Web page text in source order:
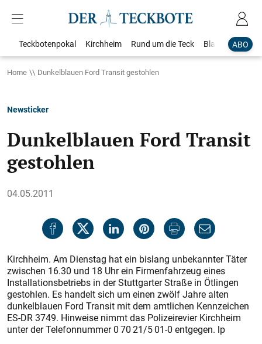
ABO
Teckbotenpokal Kirchheim Rund um die Teck Blaulicht
Home Dunkelblauen Ford Transit gestohlen
Newsticker
Dunkelblauen Ford Transit
gestohlen
04.05.2011
Kirchheim. Am Dienstag hat ein bislang unbekannter Täter
zwischen 16.30 und 18 Uhr ein Firmenfahrzeug eines
Installationsbetriebs in der Stuttgarter Straße in Ötlingen
gestohlen. Es handelt sich um einen zwölf Jahre alten
dunkelblauen Ford Transit mit dem amtlichen Kennzeichen
ES-DR 3749. Hinweise nimmt das Polizeirevier Kirchheim
unter der Telefonnummer 0 70 21/5 01-0 entgegen. lp